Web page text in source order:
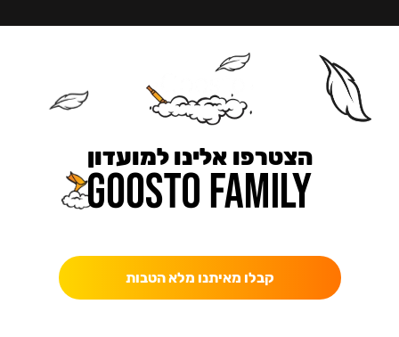
הצטרפו אלינו למועדון
קבלו מאיתנו מלא הטבות